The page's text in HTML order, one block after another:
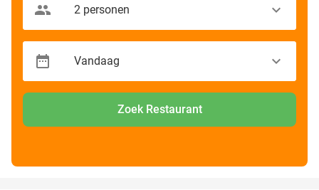
Zoek Restaurant